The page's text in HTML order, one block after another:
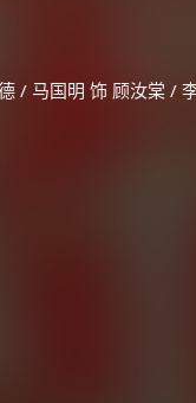
/ 马国明 饰 顾汝棠 /